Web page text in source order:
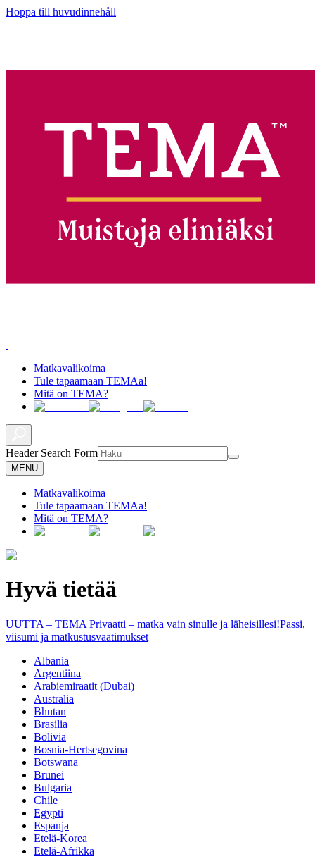
Hoppa till huvudinnehåll
Matkavalikoima
Tule tapaamaan TEMAa!
Mitä on TEMA?
Header Search Form
MENU
Matkavalikoima
Tule tapaamaan TEMAa!
Mitä on TEMA?
Hyvä tietää
UUTTA – TEMA Privaatti – matka vain sinulle ja läheisillesi!Passi,
viisumi ja matkustusvaatimukset
Albania
Argentiina
Arabiemiraatit (Dubai)
Australia
Bhutan
Brasilia
Bolivia
Bosnia-Hertsegovina
Botswana
Brunei
Bulgaria
Chile
Egypti
Espanja
Etelä-Korea
Etelä-Afrikka